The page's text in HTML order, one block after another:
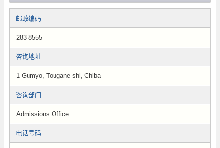
邮政编码
283-8555
咨询地址
1 Gumyo, Tougane-shi, Chiba
咨询部门
Admissions Office
电话号码